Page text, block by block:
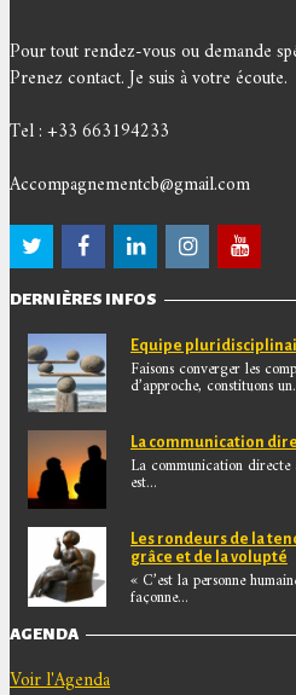
Pour tout rendez-vous ou demande
Prenez contact. Je suis à votre écoute.
Tel : +33 663194233
Accompagnementcb@gmail.com
DERNIÈRES INFOS
Equipe
Faisons converger les
d’approche, constituons
La communication
La communication directe
est...
Les rondeurs de la
grâce et de la volupté
« C’est la personne
façonne...
AGENDA
Voir l'Agenda